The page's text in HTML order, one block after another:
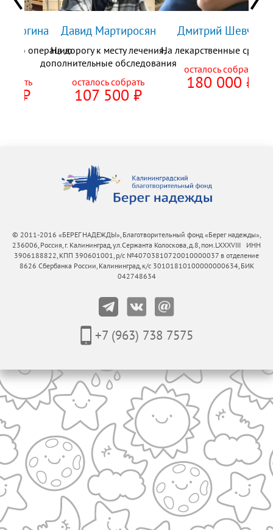
операцию
⃏
Давид Мартиросян
На дорогу к месту лечения,
дополнительные обследования
осталось собрать
107 500 ⃏
Дмитрий Шевчук
На лекарственные
осталось собрать
180 000 ⃏
© 2011-2016 «БЕРЕГ НАДЕЖДЫ», Благотворительный фонд «Берег надежды»,
236006, Россия, г. Калининград, ул.Сержанта Колоскова, д.8, пом.LXXXVIII ИНН
3906188822, КПП 390601001, р/с №40703810720010000037 в отделение
8626 Сбербанка России, Калининград, к/с 30101810100000000634, БИК
042748634
+7 (963) 738 7575